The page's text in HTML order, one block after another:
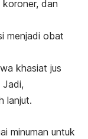
dan
menjadi obat
khasiat jus
Jadi,
lanjut.
minuman untuk